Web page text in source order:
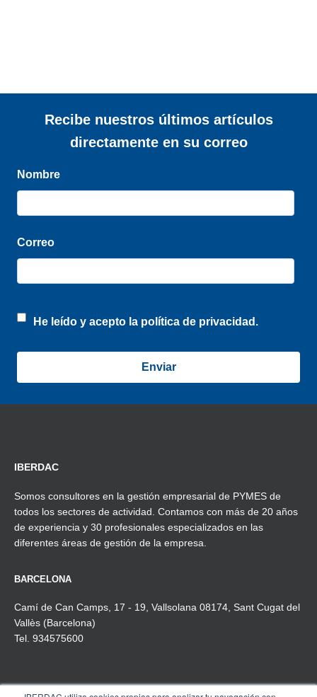
Recibe nuestros últimos artículos
directamente en su correo
Nombre
Correo
He leído y acepto la política de privacidad.
IBERDAC
Somos consultores en la gestión empresarial de PYMES de
todos los sectores de actividad. Contamos con más de 20 años
de experiencia y 30 profesionales especializados en las
diferentes áreas de gestión de la empresa.
BARCELONA
Camí de Can Camps, 17 - 19, Vallsolana 08174, Sant Cugat del
Vallès (Barcelona)
Tel. 934575600